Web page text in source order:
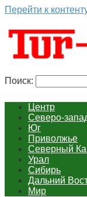
Перейти к
Поиск:
Центр
Северо-
Юг
Приволжье
Северный
Урал
Сибирь
Дальний
Мир